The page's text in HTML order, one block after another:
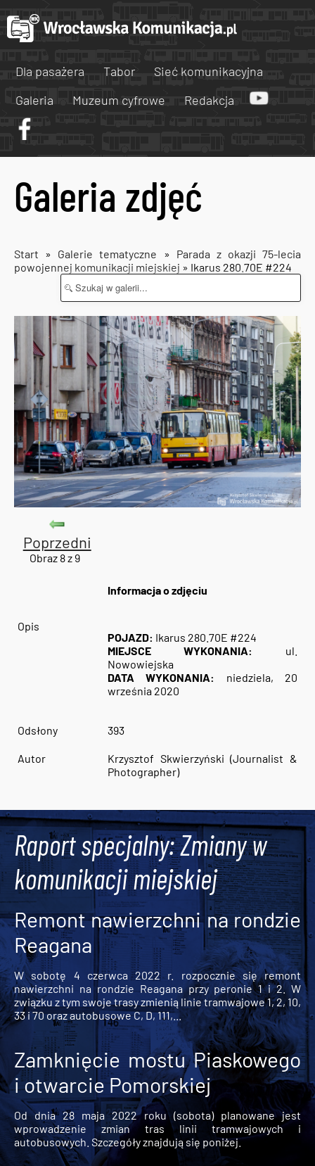
Dla pasażera Tabor
Sieć komunikacyjna
Galeria
Muzeum cyfrowe Redakcja
Galeria zdjęć
Start » Galerie tematyczne » Parada z okazji 75-lecia
powojennej komunikacji miejskiej » Ikarus 280.70E #224
Poprzedni
Obraz 8 z 9
Informacja o zdjęciu
Opis
POJAZD: Ikarus 280.70E #224
MIEJSCE WYKONANIA:
ul.
Nowowiejska
DATA WYKONANIA:
niedziela, 20
września 2020
Odsłony 393
Autor
Krzysztof Skwierzyński (Journalist &
Photographer)
Raport specjalny: Zmiany w
komunikacji miejskiej
Remont nawierzchni na rondzie
Reagana
W sobotę 4 czerwca 2022 r. rozpocznie się remont
nawierzchni na rondzie Reagana przy peronie 1 i 2. W
związku z tym swoje trasy zmienią linie tramwajowe 1, 2, 10,
33 i 70 oraz autobusowe C, D, 111,...
Zamknięcie mostu Piaskowego
i otwarcie Pomorskiej
Od dnia 28 maja 2022 roku (sobota) planowane jest
wprowadzenie zmian tras linii tramwajowych i
autobusowych. Szczegóły znajdują się poniżej.